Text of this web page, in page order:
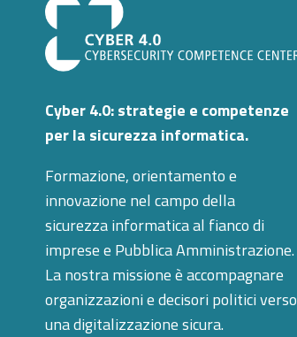
Cyber 4.0: strategie e competenze
per la sicurezza informatica.
Formazione, orientamento e
innovazione nel campo della
sicurezza informatica al fianco di
imprese e Pubblica Amministrazione.
La nostra missione è accompagnare
organizzazioni e decisori politici verso
una digitalizzazione sicura.